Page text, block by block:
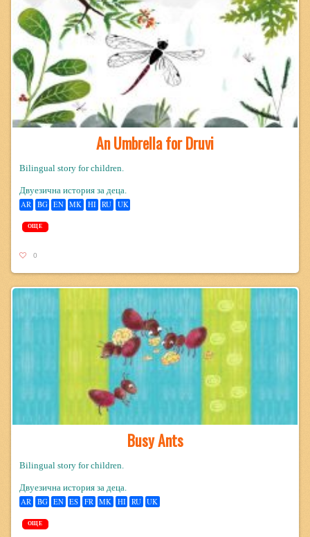
An Umbrella for Druvi
Bilingual story for children.
Двуезична история за деца.
AR BG EN MK HI RU UK
ОЩЕ
0
Busy Ants
Bilingual story for children.
Двуезична история за деца.
AR BG EN ES FR MK HI RU UK
ОЩЕ